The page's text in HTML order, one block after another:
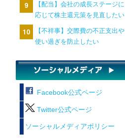
【配当】会社の成長ステージに
応じて株主還元策を見直したい
【不祥事】交際費の不正支出や
使い過ぎを防止したい
Facebook公式ページ
Twitter公式ページ
ソーシャルメディアポリシー